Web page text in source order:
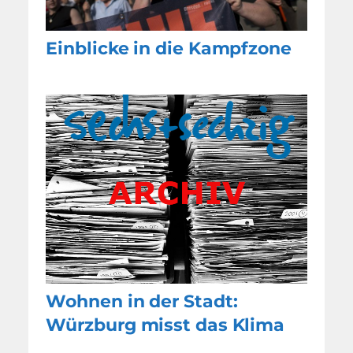
Einblicke in die Kampfzone
Wohnen in der Stadt:
Würzburg misst das Klima